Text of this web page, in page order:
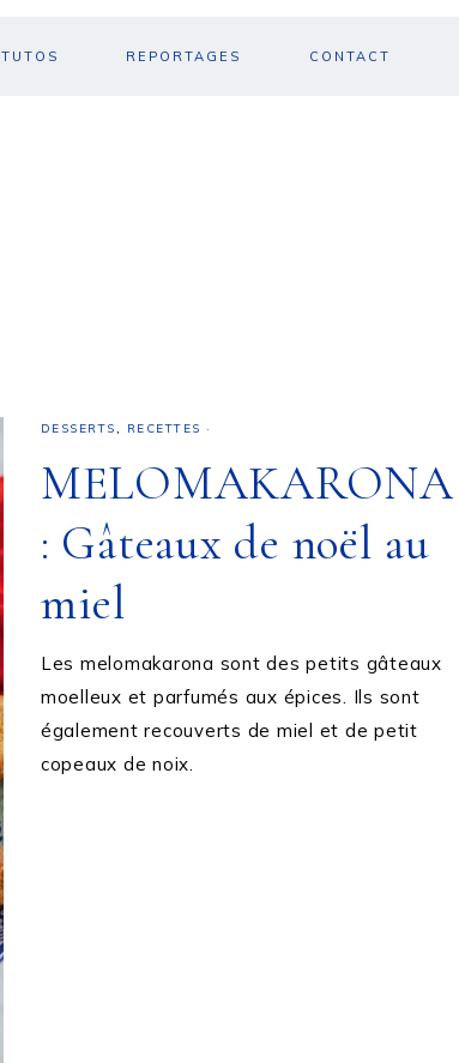
TUTOS REPORTAGES CONTACT
DESSERTS, RECETTES ·
MELOMAKARONA
: Gâteaux de noël au
miel
Les melomakarona sont des petits gâteaux
moelleux et parfumés aux épices. Ils sont
également recouverts de miel et de petit
copeaux de noix.